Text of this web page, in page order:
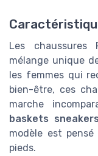
Les
mélange unique
les femmes qui
bien-être, ces
marche
baskets sneakers
modèle est
pieds.